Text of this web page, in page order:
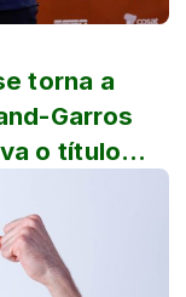
torna a
Garros
o título